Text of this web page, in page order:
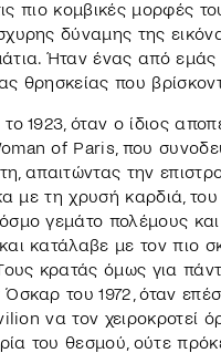
πιο κομβικές μορφές
δύναμης της
Ήταν ένας από
θρησκείας που
1923, όταν ο ίδιος
of Paris, που
απαιτώντας την
με τη χρυσή καρδιά,
γεμάτο πολέμους
κατάλαβε με τον πιο
κρατάς όμως για
του 1972, όταν
να τον χειροκροτεί
του θεσμού, ούτε